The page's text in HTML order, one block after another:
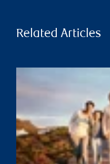
Related Articles